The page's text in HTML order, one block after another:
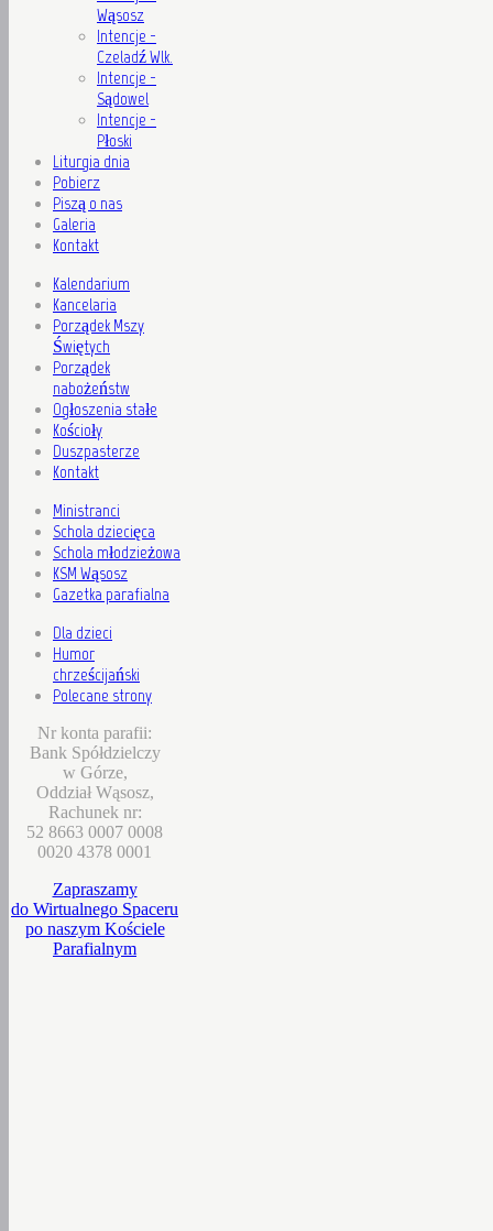
Wąsosz
Intencje -
Czeladź Wlk.
Intencje -
Sądowel
Intencje -
Płoski
Liturgia dnia
Pobierz
Piszą o nas
Galeria
Kontakt
Kalendarium
Kancelaria
Porządek Mszy
Świętych
Porządek
nabożeństw
Ogłoszenia stałe
Kościoły
Duszpasterze
Kontakt
Ministranci
Schola dziecięca
Schola młodzieżowa
KSM Wąsosz
Gazetka parafialna
Dla dzieci
Humor
chrześcijański
Polecane strony
Nr konta parafii:
Bank Spółdzielczy
w Górze,
Oddział Wąsosz,
Rachunek nr:
52 8663 0007 0008
0020 4378 0001
Zapraszamy
do Wirtualnego Spaceru
po naszym Kościele
Parafialnym